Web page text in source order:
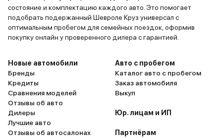
состояние и комплектацию каждого авто. Это помогает
подобрать подержанный Шевроле Круз универсал с
оптимальным пробегом для семейных поездок, оформив
покупку онлайн у проверенного дилера с гарантией.
Новые автомобили
Бренды
Кредиты
Сравнения моделей
Отзывы об авто
Дилеры
Лучшие авто
Отзывы об автосалонах
Авто с пробегом
Каталог авто с пробегом
Заказ автомобиля
Выкуп
Юр. лицам и ИП
Партнёрам